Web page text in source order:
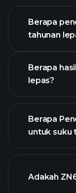
Berapa
tahunan
Berapa
lepas?
Berapa
untuk suku
Adakah